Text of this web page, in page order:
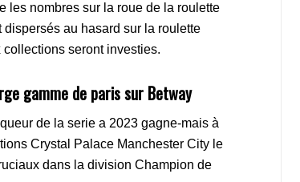
les nombres sur la roue de la roulette
au hasard sur la roulette
seront investies.
gamme de paris sur Betway
de la serie a 2023 gagne-mais à
Crystal Palace Manchester City le
dans la division Champion de